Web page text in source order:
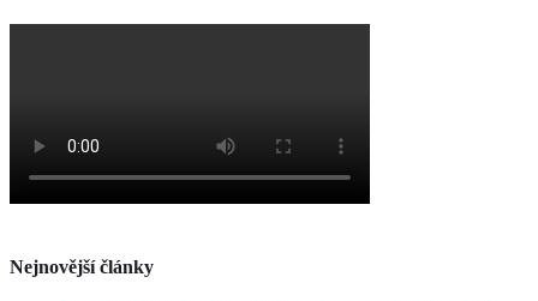
Nejnovější články